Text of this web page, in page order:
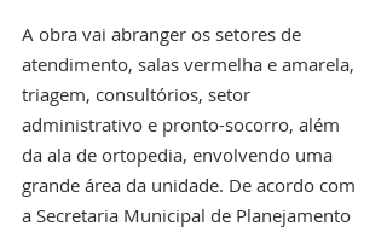
A obra vai abranger os setores de
atendimento, salas vermelha e amarela,
triagem, consultórios, setor
administrativo e pronto-socorro, além
da ala de ortopedia, envolvendo uma
grande área da unidade. De acordo com
a Secretaria Municipal de Planejamento